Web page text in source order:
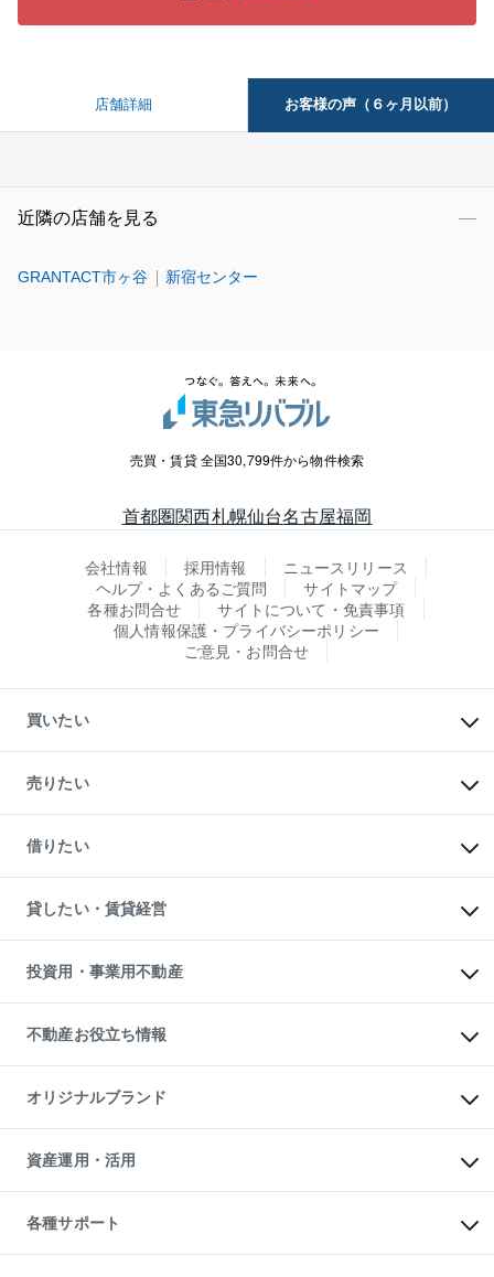
店舗詳細 お客様の声（６ヶ月以前）
近隣の店舗を見る
GRANTACT市ヶ谷 新宿センター
売買・賃貸 全国30,799件から物件検索
首都圏関西札幌仙台名古屋福岡
会社情報 採用情報
ニュースリリース
ヘルプ・よくあるご質問
サイトマップ
各種お問合せ
サイトについて・免責事項
個人情報保護・プライバシーポリシー
ご意見・お問合せ
買いたい
新築・分譲マンションの購入
中古マンションの購入
一戸建ての購入
中古一戸建ての購入
不動産購入の流れ
注目キーワード物件特集
購入ガイド
English 繁体中文簡体中文
売りたい
一戸建ての売却・査定
土地の売却・査定
スピードAI査定
不動産査定について
不動産売却の流れ
不動産買換えの流れ
売却ガイド
借りたい
オフィス・店舗の賃貸
借りるときの流れ
借りるガイド
貸したい・賃貸経営
マンション賃料データ
賃貸管理プラン
リロケーションについて
貸すガイド
投資用・事業用不動産
事業用不動産
マンション投資
投資用マンション
アパート経営
収益物件
ビル購入（ビル一棟）
投資用不動産の売却査定
事業用不動産の売却査定
不動産お役立ち情報
マンションライブラリー
人気マンションランキング
暮らしに役立つ不動産メディア
不動産相場・不動産価格情報
不動産コラム・ニュース
不動産用語集
不動産なんでもネット相談室
住まいの税金
オリジナルブランド
一棟リノベーションマンション
L`GENTE（ルジェンテ）
区分リノベーションマンション
投資用一棟レジデンスWELL
不動産小口投資
資産運用・活用
不動産M&A
アセットマネジメント・出資
各種サポート